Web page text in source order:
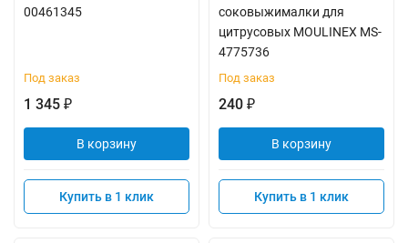
00461345
Под заказ
1 345 ₽
В корзину
Купить в 1 клик
соковыжималки для
цитрусовых MOULINEX MS-
4775736
Под заказ
240 ₽
В корзину
Купить в 1 клик